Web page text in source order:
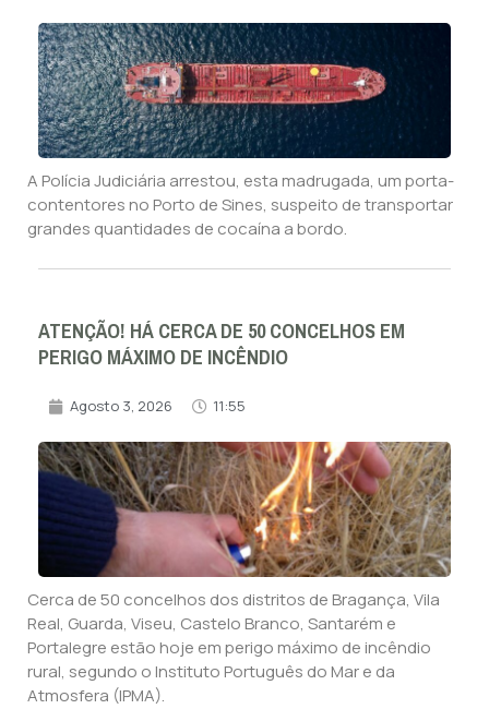
A Polícia Judiciária arrestou, esta madrugada, um porta-
contentores no Porto de Sines, suspeito de transportar
grandes quantidades de cocaína a bordo.
ATENÇÃO! HÁ CERCA DE 50 CONCELHOS EM
PERIGO MÁXIMO DE INCÊNDIO
Agosto 3, 2026 11:55
Cerca de 50 concelhos dos distritos de Bragança, Vila
Real, Guarda, Viseu, Castelo Branco, Santarém e
Portalegre estão hoje em perigo máximo de incêndio
rural, segundo o Instituto Português do Mar e da
Atmosfera (IPMA).